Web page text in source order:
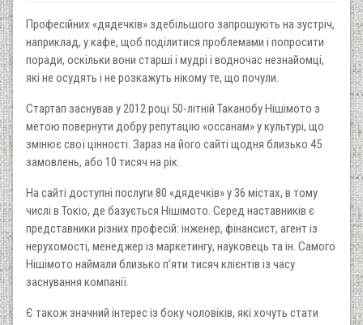
Професійних «дядечків» здебільшого запрошують на зустріч,
наприклад, у кафе, щоб поділитися проблемами і попросити
поради, оскільки вони старші і мудрі і водночас незнайомці,
які не осудять і не розкажуть нікому те, що почули.
Стартап заснував у 2012 році 50-літній Таканобу Нішімото з
метою повернути добру репутацію «оссанам» у культурі, що
змінює свої цінності. Зараз на його сайті щодня близько 45
замовлень, або 10 тисяч на рік.
На сайті доступні послуги 80 «дядечків» у 36 містах, в тому
числі в Токіо, де базується Нішімото. Серед наставників є
представники різних професій: інженер, фінансист, агент із
нерухомості, менеджер із маркетингу, науковець та ін. Самого
Нішімото наймали близько п’яти тисяч клієнтів із часу
заснування компанії.
Є також значний інтерес із боку чоловіків, які хочуть стати